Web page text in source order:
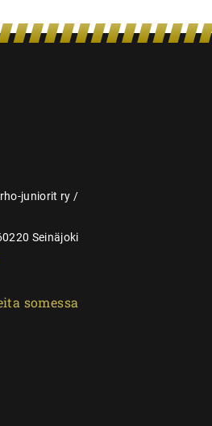
juniorit ry /
Seinäjoki
somessa